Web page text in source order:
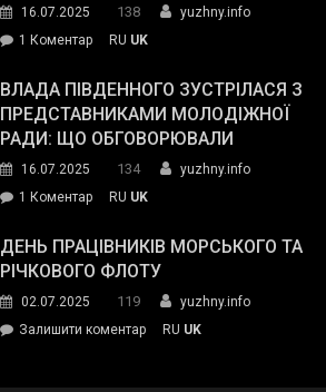
спільний
окупанти.
Маємо
діяти
команда
пожежу
у
16.07.2025 138
yuzhny.info
1 Коментардо
Південного
провів
інспекцію
укриття
RU UK
ВЛАДА ПІВДЕННОГО ЗУСТРІЛАСЯ З
ПРЕДСТАВНИКАМИ МОЛОДІЖНОЇ
РАДИ: ЩО ОБГОВОРЮВАЛИ
16.07.2025 134
yuzhny.info
1 Коментардо
Південного
зустрілася
представниками
молодіжної
RU UK
ДЕНЬ ПРАЦІВНИКІВ МОРСЬКОГО ТА
РІЧКОВОГО ФЛОТУ
02.07.2025 119
yuzhny.info
Залишити коментарon
RU UK